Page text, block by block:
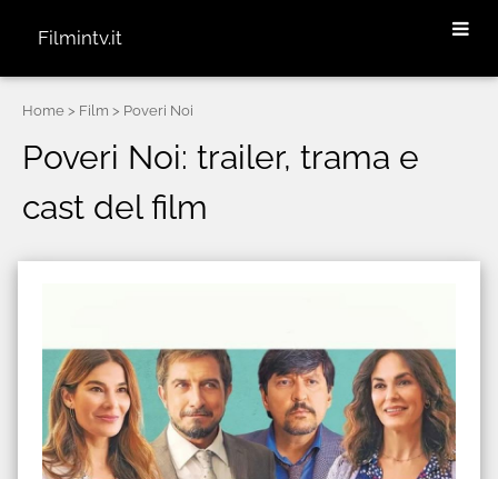
Filmintv.it
Home > Film > Poveri Noi
Poveri Noi: trailer, trama e
cast del film